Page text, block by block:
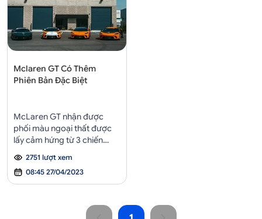
Mclaren GT Có Thêm
Phiên Bản Đặc Biệt
McLaren GT nhận được
phối màu ngoại thất được
lấy cảm hứng từ 3 chiến
McLaren tại các giải đua.
2751 lượt xem
08:45 27/04/2023